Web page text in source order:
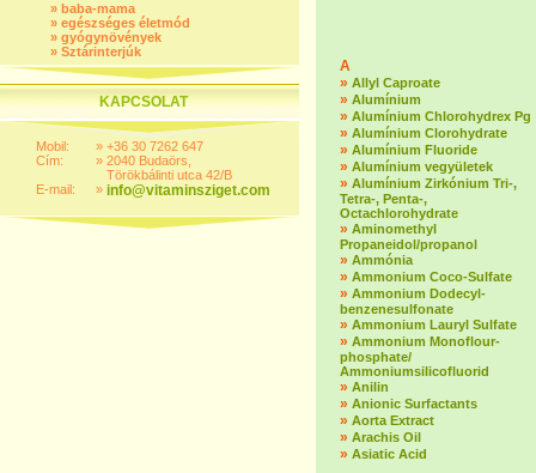
» baba-mama
» egészséges életmód
» gyógynövények
» Sztárinterjúk
KAPCSOLAT
Mobil:
Cím:
E-mail:
»
»
»
+36 30 7262 647
2040 Budaörs,
Törökbálinti utca 42/B
info@vitaminsziget.com
A
» Allyl Caproate
» Alumínium
» Alumínium Chlorohydrex Pg
» Alumínium Clorohydrate
» Alumínium Fluoride
» Alumínium vegyületek
» Alumínium Zirkónium Tri-,
Tetra-, Penta-,
Octachlorohydrate
» Aminomethyl
Propaneidol/propanol
» Ammónia
» Ammonium Coco-Sulfate
» Ammonium Dodecyl-
benzenesulfonate
» Ammonium Lauryl Sulfate
» Ammonium Monoflour-
phosphate/
Ammoniumsilicofluorid
» Anilin
» Anionic Surfactants
» Aorta Extract
» Arachis Oil
» Asiatic Acid